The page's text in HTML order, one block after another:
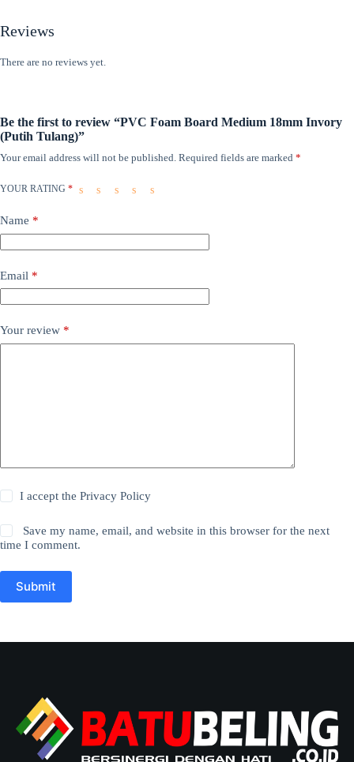
Reviews
There are no reviews yet.
Be the first to review “PVC Foam Board Medium 18mm Invory
(Putih Tulang)”
Your email address will not be published. Required fields are marked *
YOUR RATING *
Name *
Email *
Your review *
I accept thePrivacy Policy
Save my name, email, and website in this browser for the next
time I comment.
Submit